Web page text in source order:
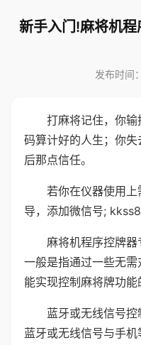
新手入门!麻将机
发布时间
打麻将记住，你
码算计好的人生；你
后那点信任。
若你在仪器使用
导，添加微信号;
麻将机程序控牌
一般是指通过一些无
能实现控制麻将牌功能
蓝牙或无线信号
蓝牙或无线信号与手